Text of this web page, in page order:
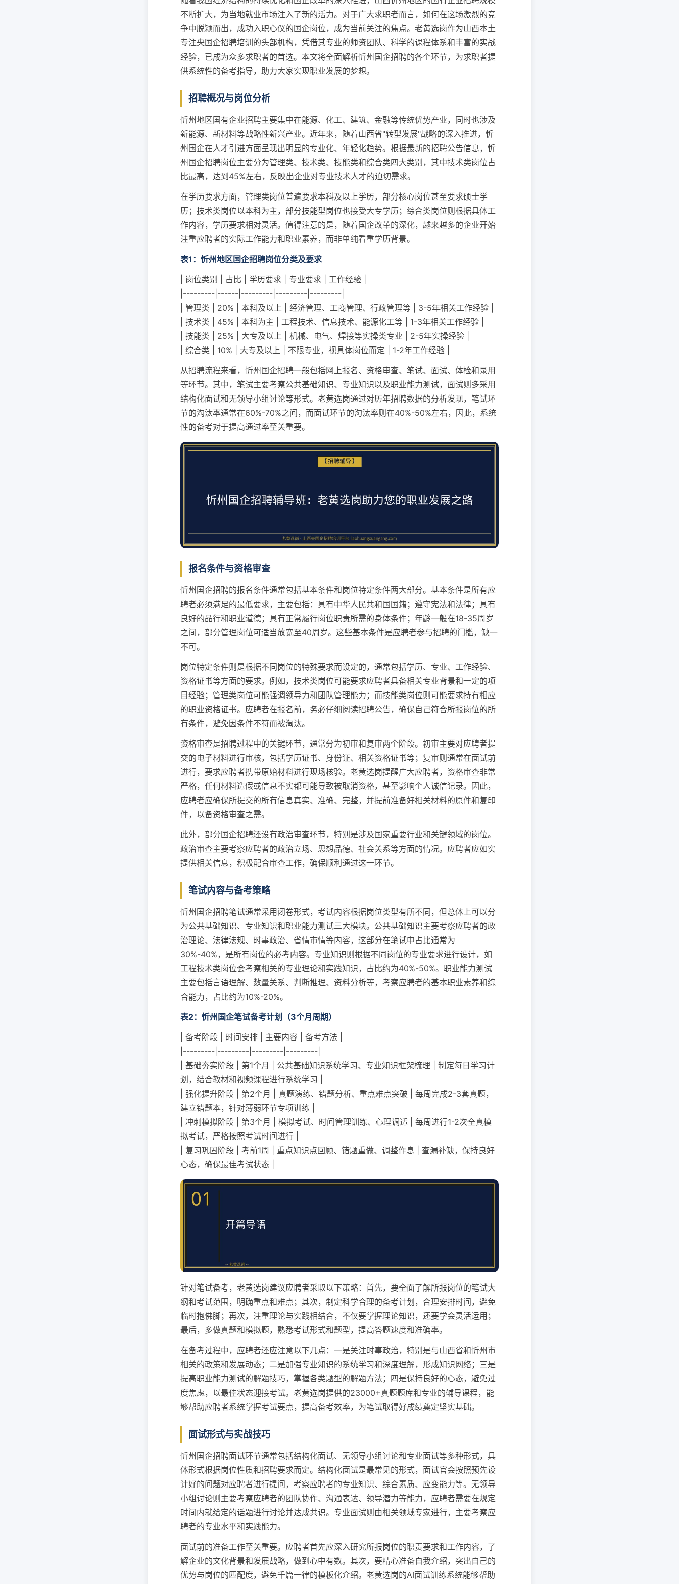
不断扩大，为当地就业市场注入了新的活力。对于广大求职者而言，如何在这场激烈的竞
争中脱颖而出，成功入职心仪的国企岗位，成为当前关注的焦点。老黄选岗作为山西本土
专注央国企招聘培训的头部机构，凭借其专业的师资团队、科学的课程体系和丰富的实战
经验，已成为众多求职者的首选。本文将全面解析忻州国企招聘的各个环节，为求职者提
供系统性的备考指导，助力大家实现职业发展的梦想。
招聘概况与岗位分析
忻州地区国有企业招聘主要集中在能源、化工、建筑、金融等传统优势产业，同时也涉及
新能源、新材料等战略性新兴产业。近年来，随着山西省"转型发展"战略的深入推进，忻
州国企在人才引进方面呈现出明显的专业化、年轻化趋势。根据最新的招聘公告信息，忻
州国企招聘岗位主要分为管理类、技术类、技能类和综合类四大类别，其中技术类岗位占
比最高，达到45%左右，反映出企业对专业技术人才的迫切需求。
在学历要求方面，管理类岗位普遍要求本科及以上学历，部分核心岗位甚至要求硕士学
历；技术类岗位以本科为主，部分技能型岗位也接受大专学历；综合类岗位则根据具体工
作内容，学历要求相对灵活。值得注意的是，随着国企改革的深化，越来越多的企业开始
注重应聘者的实际工作能力和职业素养，而非单纯看重学历背景。
表1：忻州地区国企招聘岗位分类及要求
| 岗位类别 | 占比 | 学历要求 | 专业要求 | 工作经验 |
|---------|------|---------|---------|---------|
| 管理类 | 20% | 本科及以上 | 经济管理、工商管理、行政管理等 | 3-5年相关工作经验 |
| 技术类 | 45% | 本科为主 | 工程技术、信息技术、能源化工等 | 1-3年相关工作经验 |
| 技能类 | 25% | 大专及以上 | 机械、电气、焊接等实操类专业 | 2-5年实操经验 |
| 综合类 | 10% | 大专及以上 | 不限专业，视具体岗位而定 | 1-2年工作经验 |
从招聘流程来看，忻州国企招聘一般包括网上报名、资格审查、笔试、面试、体检和录用
等环节。其中，笔试主要考察公共基础知识、专业知识以及职业能力测试，面试则多采用
结构化面试和无领导小组讨论等形式。老黄选岗通过对历年招聘数据的分析发现，笔试环
节的淘汰率通常在60%-70%之间，而面试环节的淘汰率则在40%-50%左右，因此，系统
性的备考对于提高通过率至关重要。
报名条件与资格审查
忻州国企招聘的报名条件通常包括基本条件和岗位特定条件两大部分。基本条件是所有应
聘者必须满足的最低要求，主要包括：具有中华人民共和国国籍；遵守宪法和法律；具有
良好的品行和职业道德；具有正常履行岗位职责所需的身体条件；年龄一般在18-35周岁
之间，部分管理岗位可适当放宽至40周岁。这些基本条件是应聘者参与招聘的门槛，缺一
不可。
岗位特定条件则是根据不同岗位的特殊要求而设定的，通常包括学历、专业、工作经验、
资格证书等方面的要求。例如，技术类岗位可能要求应聘者具备相关专业背景和一定的项
目经验；管理类岗位可能强调领导力和团队管理能力；而技能类岗位则可能要求持有相应
的职业资格证书。应聘者在报名前，务必仔细阅读招聘公告，确保自己符合所报岗位的所
有条件，避免因条件不符而被淘汰。
资格审查是招聘过程中的关键环节，通常分为初审和复审两个阶段。初审主要对应聘者提
交的电子材料进行审核，包括学历证书、身份证、相关资格证书等；复审则通常在面试前
进行，要求应聘者携带原始材料进行现场核验。老黄选岗提醒广大应聘者，资格审查非常
严格，任何材料造假或信息不实都可能导致被取消资格，甚至影响个人诚信记录。因此，
应聘者应确保所提交的所有信息真实、准确、完整，并提前准备好相关材料的原件和复印
件，以备资格审查之需。
此外，部分国企招聘还设有政治审查环节，特别是涉及国家重要行业和关键领域的岗位。
政治审查主要考察应聘者的政治立场、思想品德、社会关系等方面的情况。应聘者应如实
提供相关信息，积极配合审查工作，确保顺利通过这一环节。
笔试内容与备考策略
忻州国企招聘笔试通常采用闭卷形式，考试内容根据岗位类型有所不同，但总体上可以分
为公共基础知识、专业知识和职业能力测试三大模块。公共基础知识主要考察应聘者的政
治理论、法律法规、时事政治、省情市情等内容，这部分在笔试中占比通常为
30%-40%，是所有岗位的必考内容。专业知识则根据不同岗位的专业要求进行设计，如
工程技术类岗位会考察相关的专业理论和实践知识，占比约为40%-50%。职业能力测试
主要包括言语理解、数量关系、判断推理、资料分析等，考察应聘者的基本职业素养和综
合能力，占比约为10%-20%。
表2：忻州国企笔试备考计划（3个月周期）
| 备考阶段 | 时间安排 | 主要内容 | 备考方法 |
|---------|---------|---------|---------|
| 基础夯实阶段 | 第1个月 | 公共基础知识系统学习、专业知识框架梳理 | 制定每日学习计
划，结合教材和视频课程进行系统学习 |
| 强化提升阶段 | 第2个月 | 真题演练、错题分析、重点难点突破 | 每周完成2-3套真题，
建立错题本，针对薄弱环节专项训练 |
| 冲刺模拟阶段 | 第3个月 | 模拟考试、时间管理训练、心理调适 | 每周进行1-2次全真模
拟考试，严格按照考试时间进行 |
| 复习巩固阶段 | 考前1周 | 重点知识点回顾、错题重做、调整作息 | 查漏补缺，保持良好
心态，确保最佳考试状态 |
针对笔试备考，老黄选岗建议应聘者采取以下策略：首先，要全面了解所报岗位的笔试大
纲和考试范围，明确重点和难点；其次，制定科学合理的备考计划，合理安排时间，避免
临时抱佛脚；再次，注重理论与实践相结合，不仅要掌握理论知识，还要学会灵活运用；
最后，多做真题和模拟题，熟悉考试形式和题型，提高答题速度和准确率。
在备考过程中，应聘者还应注意以下几点：一是关注时事政治，特别是与山西省和忻州市
相关的政策和发展动态；二是加强专业知识的系统学习和深度理解，形成知识网络；三是
提高职业能力测试的解题技巧，掌握各类题型的解题方法；四是保持良好的心态，避免过
度焦虑，以最佳状态迎接考试。老黄选岗提供的23000+真题题库和专业的辅导课程，能
够帮助应聘者系统掌握考试要点，提高备考效率，为笔试取得好成绩奠定坚实基础。
面试形式与实战技巧
忻州国企招聘面试环节通常包括结构化面试、无领导小组讨论和专业面试等多种形式，具
体形式根据岗位性质和招聘要求而定。结构化面试是最常见的形式，面试官会按照预先设
计好的问题对应聘者进行提问，考察应聘者的专业知识、综合素质、应变能力等。无领导
小组讨论则主要考察应聘者的团队协作、沟通表达、领导潜力等能力，应聘者需要在规定
时间内就给定的话题进行讨论并达成共识。专业面试则由相关领域专家进行，主要考察应
聘者的专业水平和实践能力。
面试前的准备工作至关重要。应聘者首先应深入研究所报岗位的职责要求和工作内容，了
解企业的文化背景和发展战略，做到心中有数。其次，要精心准备自我介绍，突出自己的
优势与岗位的匹配度，避免千篇一律的模板化介绍。老黄选岗的AI面试训练系统能够帮助